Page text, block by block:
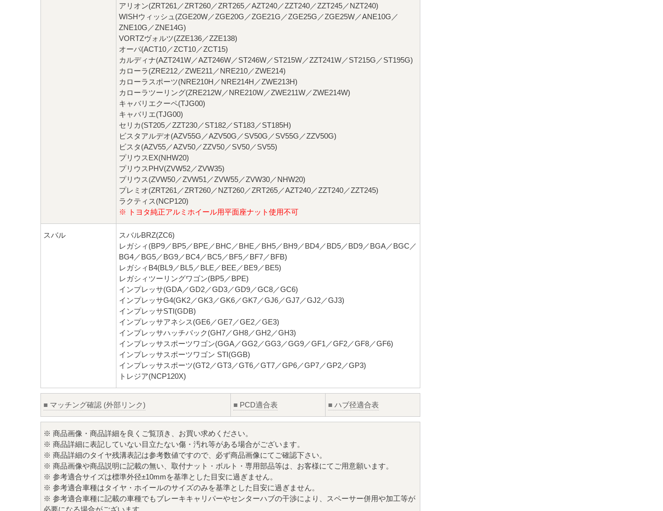
アリオン(ZRT261／ZRT260／ZRT265／AZT240／ZZT240／ZZT245／NZT240)
WISHウィッシュ(ZGE20W／ZGE20G／ZGE21G／ZGE25G／ZGE25W／ANE10G／
ZNE10G／ZNE14G)
VORTZヴォルツ(ZZE136／ZZE138)
オーパ(ACT10／ZCT10／ZCT15)
カルディナ(AZT241W／AZT246W／ST246W／ST215W／ZZT241W／ST215G／ST195G)
カローラ(ZRE212／ZWE211／NRE210／ZWE214)
カローラスポーツ(NRE210H／NRE214H／ZWE213H)
カローラツーリング(ZRE212W／NRE210W／ZWE211W／ZWE214W)
キャバリエクーペ(TJG00)
キャバリエ(TJG00)
セリカ(ST205／ZZT230／ST182／ST183／ST185H)
ビスタアルデオ(AZV55G／AZV50G／SV50G／SV55G／ZZV50G)
ビスタ(AZV55／AZV50／ZZV50／SV50／SV55)
プリウスEX(NHW20)
プリウスPHV(ZVW52／ZVW35)
プリウス(ZVW50／ZVW51／ZVW55／ZVW30／NHW20)
プレミオ(ZRT261／ZRT260／NZT260／ZRT265／AZT240／ZZT240／ZZT245)
ラクティス(NCP120)
※ トヨタ純正アルミホイール用平面座ナット使用不可
スバル
スバルBRZ(ZC6)
レガシィ(BP9／BP5／BPE／BHC／BHE／BH5／BH9／BD4／BD5／BD9／BGA／BGC／
BG4／BG5／BG9／BC4／BC5／BF5／BF7／BFB)
レガシィB4(BL9／BL5／BLE／BEE／BE9／BE5)
レガシィツーリングワゴン(BP5／BPE)
インプレッサ(GDA／GD2／GD3／GD9／GC8／GC6)
インプレッサG4(GK2／GK3／GK6／GK7／GJ6／GJ7／GJ2／GJ3)
インプレッサSTI(GDB)
インプレッサアネシス(GE6／GE7／GE2／GE3)
インプレッサハッチバック(GH7／GH8／GH2／GH3)
インプレッサスポーツワゴン(GGA／GG2／GG3／GG9／GF1／GF2／GF8／GF6)
インプレッサスポーツワゴン STI(GGB)
インプレッサスポーツ(GT2／GT3／GT6／GT7／GP6／GP7／GP2／GP3)
トレジア(NCP120X)
■ マッチング確認 (外部リンク) ■ PCD適合表 ■ ハブ径適合表
※ 商品画像・商品詳細を良くご覧頂き、お買い求めください。
※ 商品詳細に表記していない目立たない傷・汚れ等がある場合がございます。
※ 商品詳細のタイヤ残溝表記は参考数値ですので、必ず商品画像にてご確認下さい。
※ 商品画像や商品説明に記載の無い、取付ナット・ボルト・専用部品等は、お客様にてご用意願います。
※ 参考適合サイズは標準外径±10mmを基準とした目安に過ぎません。
※ 参考適合車種はタイヤ・ホイールのサイズのみを基準とした目安に過ぎません。
※ 参考適合車種に記載の車種でもブレーキキャリパーやセンターハブの干渉により、スペーサー併用や加工等が